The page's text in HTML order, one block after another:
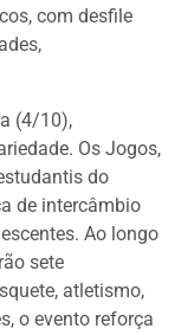
com desfile
(4/10),
Os Jogos,
do
de intercâmbio
Ao longo
sete
atletismo,
o evento reforça